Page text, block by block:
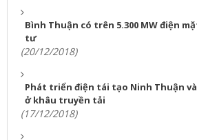
Bình Thuận có trên 5.300 MW điện
tư
(20/12/2018)
Phát triển điện tái tạo Ninh Thuận
ở khâu truyền tải
(17/12/2018)